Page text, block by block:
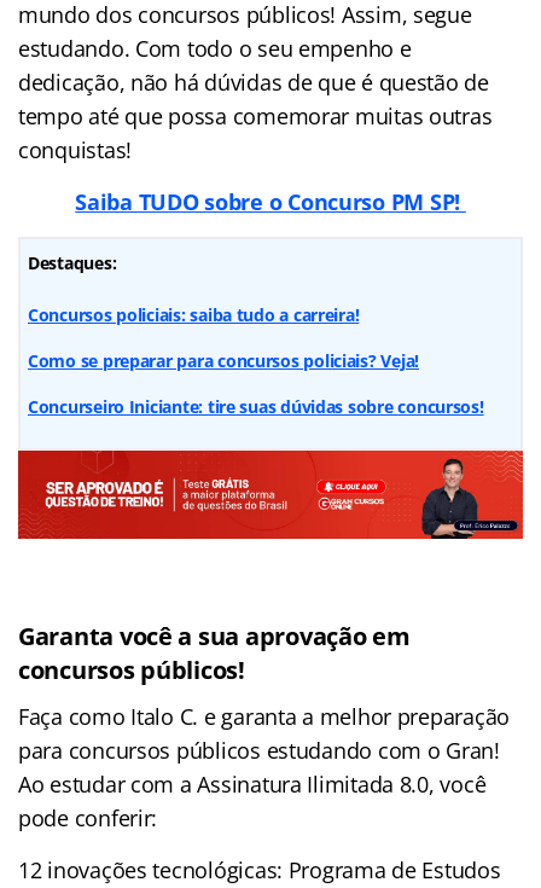
mundo dos concursos públicos! Assim, segue
estudando. Com todo o seu empenho e
dedicação, não há dúvidas de que é questão de
tempo até que possa comemorar muitas outras
conquistas!
Saiba TUDO sobre o Concurso PM SP!
Destaques:
Concursos policiais: saiba tudo a carreira!
Como se preparar para concursos policiais? Veja!
Concurseiro Iniciante: tire suas dúvidas sobre concursos!
Garanta você a sua aprovação em
concursos públicos!
Faça como Italo C. e garanta a melhor preparação
para concursos públicos estudando com o Gran!
Ao estudar com a Assinatura Ilimitada 8.0, você
pode conferir:
12 inovações tecnológicas: Programa de Estudos